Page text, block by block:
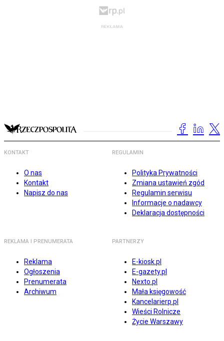
KONTAKT
O nas
Kontakt
Napisz do nas
REGULAMIN
Polityka Prywatności
Zmiana ustawień zgód
Regulamin serwisu
Informacje o nadawcy
Deklaracja dostępności
REKLAMA I PRENUMERATA
Reklama
Ogłoszenia
Prenumerata
Archiwum
PARTNERZY
E-kiosk.pl
E-gazety.pl
Nexto.pl
Mała księgowość
Kancelarierp.pl
Wieści Rolnicze
Życie Warszawy